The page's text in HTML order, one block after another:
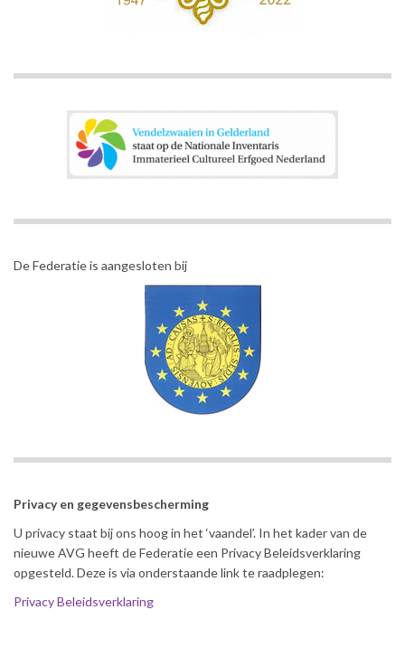
De Federatie is aangesloten bij
Privacy en gegevensbescherming
U privacy staat bij ons hoog in het ‘vaandel’. In het kader van de
nieuwe AVG heeft de Federatie een Privacy Beleidsverklaring
opgesteld. Deze is via onderstaande link te raadplegen:
Privacy Beleidsverklaring